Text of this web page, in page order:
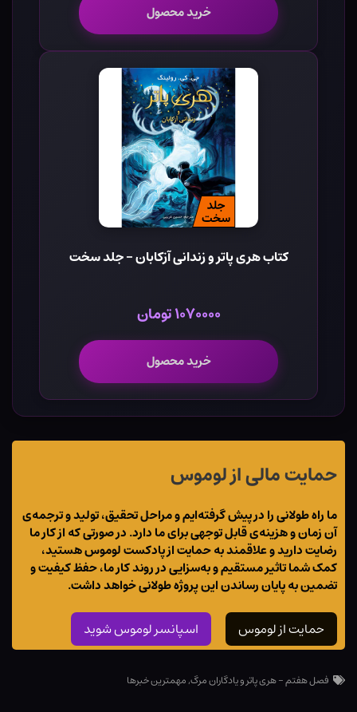
خرید محصول
کتاب هری پاتر و زندانی آزکابان - جلد سخت
۱۰۷۰۰۰۰ تومان
خرید محصول
حمایت مالی از لوموس
ما راه طولانی را در پیش گرفته‌ایم و مراحل تحقیق، تولید و ترجمه‌ی
آن زمان و هزینه‌ی قابل توجهی برای ما دارد. در صورتی که از کار ما
رضایت دارید و علاقمند به حمایت از پادکست لوموس هستید،
کمک شما تاثیر مستقیم و به‌سزایی در روند کار ما، حفظ کیفیت و
تضمین به پایان رساندن این پروژه طولانی خواهد داشت.
حمایت از لوموس اسپانسر لوموس شوید
فصل هفتم - هری پاتر و یادگاران مرگ,مهمترین خبرها